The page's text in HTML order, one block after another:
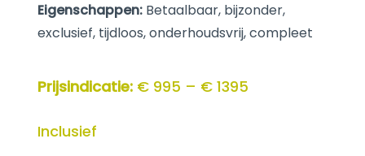
Eigenschappen: Betaalbaar, bijzonder,
exclusief, tijdloos, onderhoudsvrij, compleet
Prijsindicatie: € 995 – € 1395
Inclusief